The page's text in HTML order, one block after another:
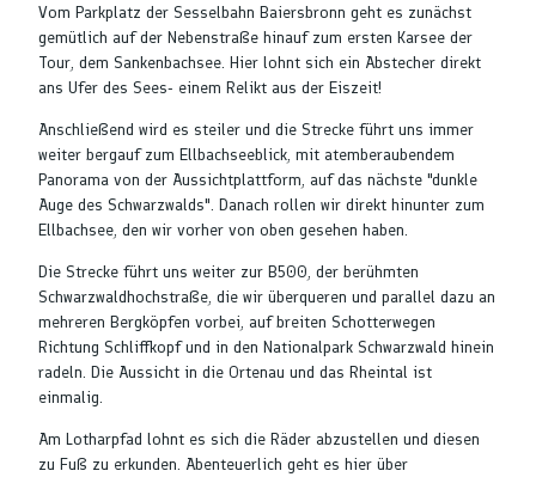
Vom Parkplatz der Sesselbahn Baiersbronn geht es zunächst
gemütlich auf der Nebenstraße hinauf zum ersten Karsee der
Tour, dem Sankenbachsee. Hier lohnt sich ein Abstecher direkt
ans Ufer des Sees- einem Relikt aus der Eiszeit!
Anschließend wird es steiler und die Strecke führt uns immer
weiter bergauf zum Ellbachseeblick, mit atemberaubendem
Panorama von der Aussichtplattform, auf das nächste "dunkle
Auge des Schwarzwalds". Danach rollen wir direkt hinunter zum
Ellbachsee, den wir vorher von oben gesehen haben.
Die Strecke führt uns weiter zur B500, der berühmten
Schwarzwaldhochstraße, die wir überqueren und parallel dazu an
mehreren Bergköpfen vorbei, auf breiten Schotterwegen
Richtung Schliffkopf und in den Nationalpark Schwarzwald hinein
radeln. Die Aussicht in die Ortenau und das Rheintal ist
einmalig.
Am Lotharpfad lohnt es sich die Räder abzustellen und diesen
zu Fuß zu erkunden. Abenteuerlich geht es hier über